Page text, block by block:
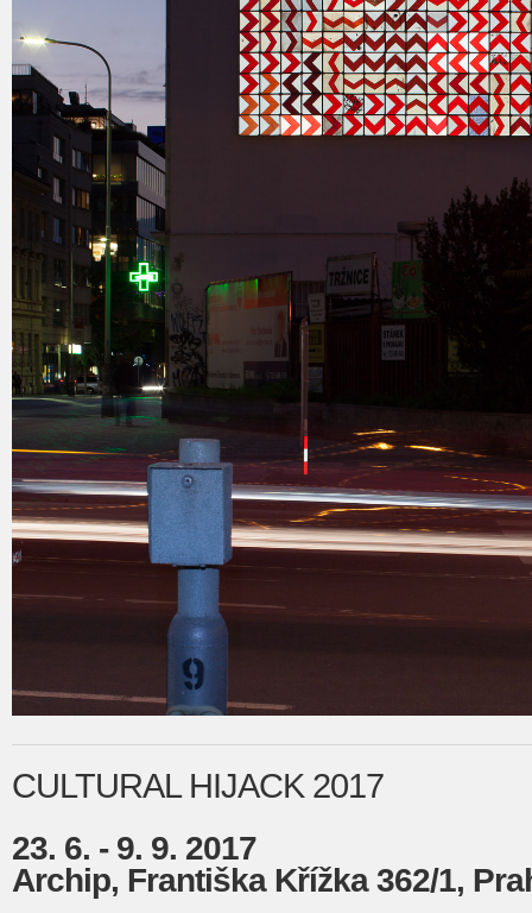
CULTURAL HIJACK 2017
23. 6. - 9. 9. 2017
Archip, Františka Křížka 362/1,